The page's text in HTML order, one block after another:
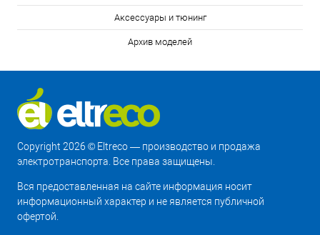
Аксессуары и тюнинг
Архив моделей
Copyright 2026 © Eltreco — производство и продажа
электротранспорта. Все права защищены.
Вся предоставленная на сайте информация носит
информационный характер и не является публичной
офертой.